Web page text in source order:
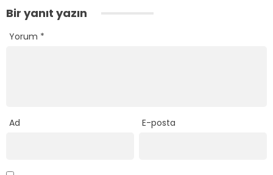
Bir yanıt yazın
Yorum *
Ad E-posta